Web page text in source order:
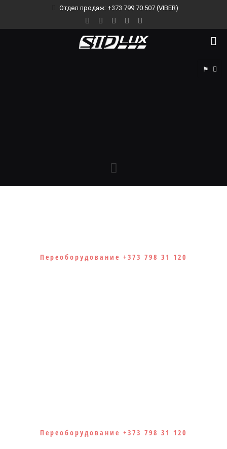
Отдел продаж: +373 799 70 507 (VIBER)
⚑
Переоборудование +373 798 31 120
Переоборудование +373 798 31 120